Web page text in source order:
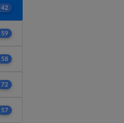
42
59
58
72
57